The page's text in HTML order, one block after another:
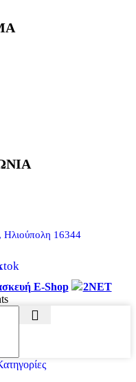
Ηλιούπολη 16344
E-Shop 2NET